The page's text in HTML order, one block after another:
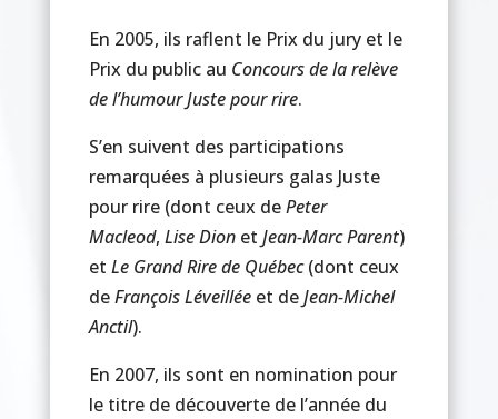
En 2005, ils raflent le Prix du jury et le
Prix du public au Concours de la relève
de l’humour Juste pour rire.
S’en suivent des participations
remarquées à plusieurs galas Juste
pour rire (dont ceux dePeter
Macleod, Lise Dion et Jean-Marc Parent)
et Le Grand Rire de Québec (dont ceux
deFrançois Léveillée et deJean-Michel
Anctil).
En 2007, ils sont en nomination pour
le titre de découverte de l’année du